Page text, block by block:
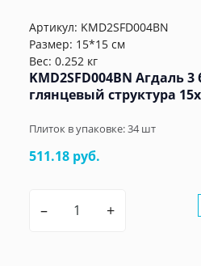
Артикул: KMD2SFD004BN
Размер: 15*15 см
Вес: 0.252 кг
KMD2SFD004BN Агдаль
глянцевый структура
Плиток в упаковке:34шт
511.18 руб.
– +